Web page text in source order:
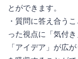
とができます。
・質問に答え合う
った視点に「気付
「アイデア」が広